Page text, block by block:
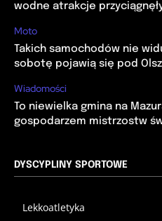
wodne atrakcje
Moto
Takich samochodów nie
sobotę pojawią się pod
Wiadomości
To niewielka gmina na
gospodarzem mistrzostw
DYSCYPLINY SPORTOWE
Lekkoatletyka